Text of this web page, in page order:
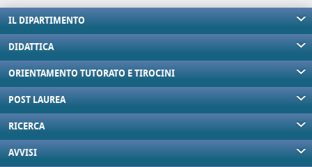
IL DIPARTIMENTO
DIDATTICA
ORIENTAMENTO TUTORATO E TIROCINI
POST LAUREA
RICERCA
AVVISI